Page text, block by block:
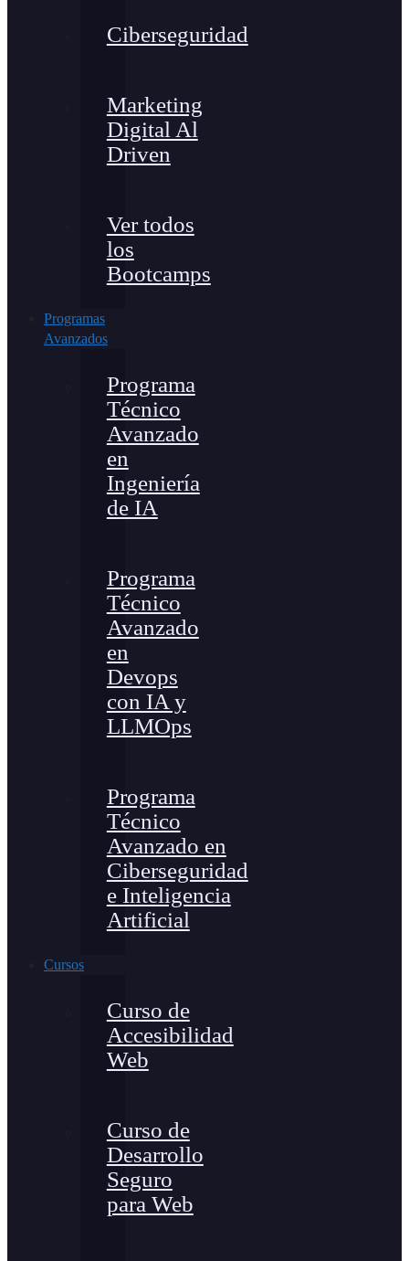
Ciberseguridad
Marketing
Digital Al
Driven
Ver todos
los
Bootcamps
Programas
Avanzados
Programa
Técnico
Avanzado
en
Ingeniería
de IA
Programa
Técnico
Avanzado
en
Devops
con IA y
LLMOps
Programa
Técnico
Avanzado en
Ciberseguridad
e Inteligencia
Artificial
Cursos
Curso de
Accesibilidad
Web
Curso de
Desarrollo
Seguro
para Web